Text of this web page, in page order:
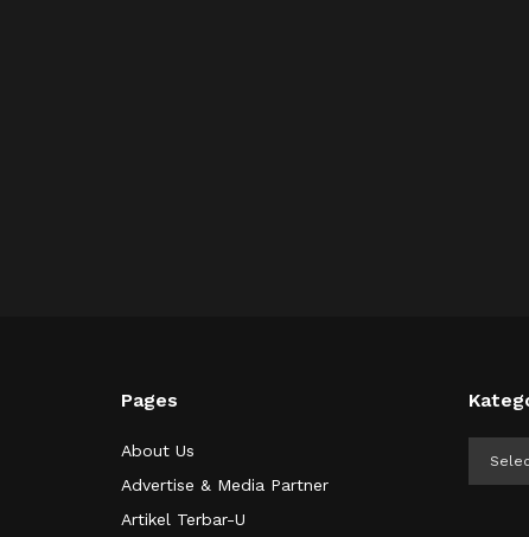
Pages
About Us
Advertise & Media Partner
Artikel Terbar-U